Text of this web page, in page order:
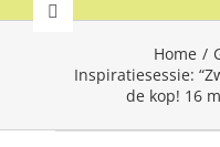
Toggle
Community
Home
Inspiratiesessie:
de kop! 16